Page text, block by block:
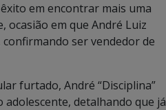
em encontrar mais uma
ocasião em que André Luiz
ser vendedor de
furtado, André “Disciplina”
detalhando que já